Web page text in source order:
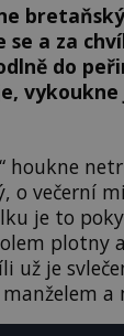
se a za
do
houkne
o večerní
je to
plotny
už je